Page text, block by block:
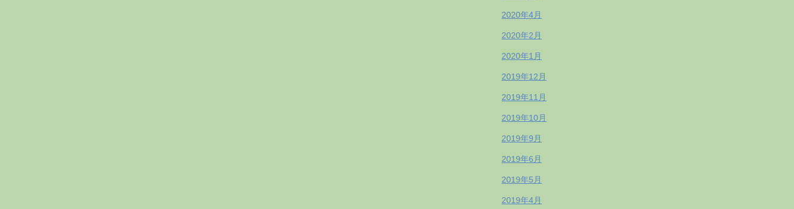
2020年4月
2020年2月
2020年1月
2019年12月
2019年11月
2019年10月
2019年9月
2019年6月
2019年5月
2019年4月